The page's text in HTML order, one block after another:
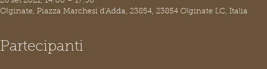
Olginate, Piazza Marchesi d'Adda, 23854, 23854 Olginate LC, Italia
Partecipanti